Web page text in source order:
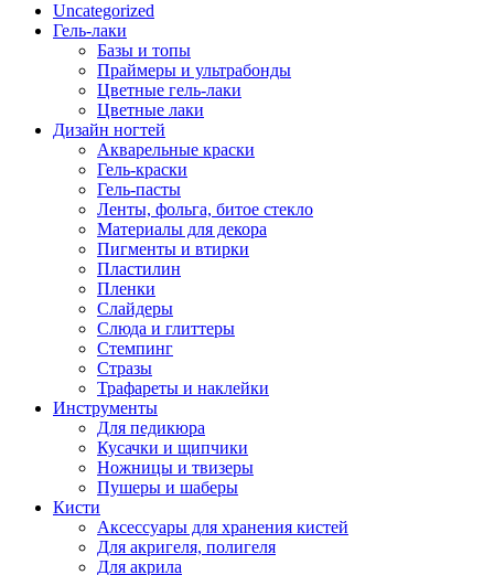
Uncategorized
Гель-лаки
Базы и топы
Праймеры и ультрабонды
Цветные гель-лаки
Цветные лаки
Дизайн ногтей
Акварельные краски
Гель-краски
Гель-пасты
Ленты, фольга, битое стекло
Материалы для декора
Пигменты и втирки
Пластилин
Пленки
Слайдеры
Слюда и глиттеры
Стемпинг
Стразы
Трафареты и наклейки
Инструменты
Для педикюра
Кусачки и щипчики
Ножницы и твизеры
Пушеры и шаберы
Кисти
Аксессуары для хранения кистей
Для акригеля, полигеля
Для акрила